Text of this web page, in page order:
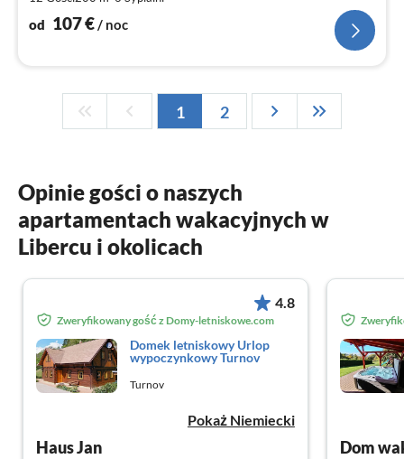
od 107€/ noc
1 2
Opinie gości o naszych
apartamentach wakacyjnych w
Libercu i okolicach
4.8
Zweryfikowany gość z Domy-letniskowe.com
Domek letniskowy Urlop
wypoczynkowy Turnov
Turnov
Pokaż Niemiecki
Haus Jan